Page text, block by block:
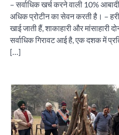
– सर्वाधिक खर्च करने वाली 10%
अधिक प्रोटीन का सेवन करती है। –
खाई जाती हैं, शाकाहारी और मांसाहारी
सर्वाधिक गिरावट आई है, एक दशक में
[…]